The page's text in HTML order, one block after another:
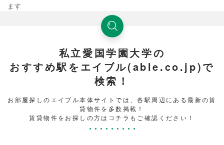
ます
私立愛国学園大学の
おすすめ駅をエイブル(able.co.jp)で
検索！
お部屋探しのエイブル本体サイトでは、各駅周辺にある最新の賃
貸物件を多数掲載！
賃貸物件をお探しの方はコチラもご確認ください！